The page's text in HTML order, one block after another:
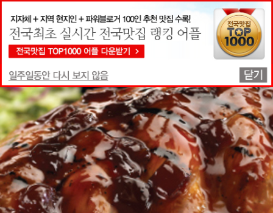
맛집상세정보